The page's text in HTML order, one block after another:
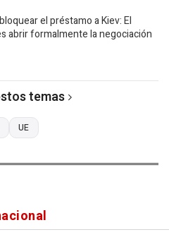
el préstamo a Kiev: El
abrir formalmente la negociación
temas
UE